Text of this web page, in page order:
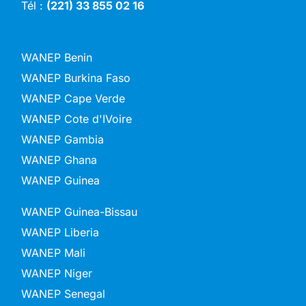
Tél : (221) 33 855 02 16
WANEP Benin
WANEP Burkina Faso
WANEP Cape Verde
WANEP Cote d'IVoire
WANEP Gambia
WANEP Ghana
WANEP Guinea
WANEP Guinea-Bissau
WANEP Liberia
WANEP Mali
WANEP Niger
WANEP Senegal